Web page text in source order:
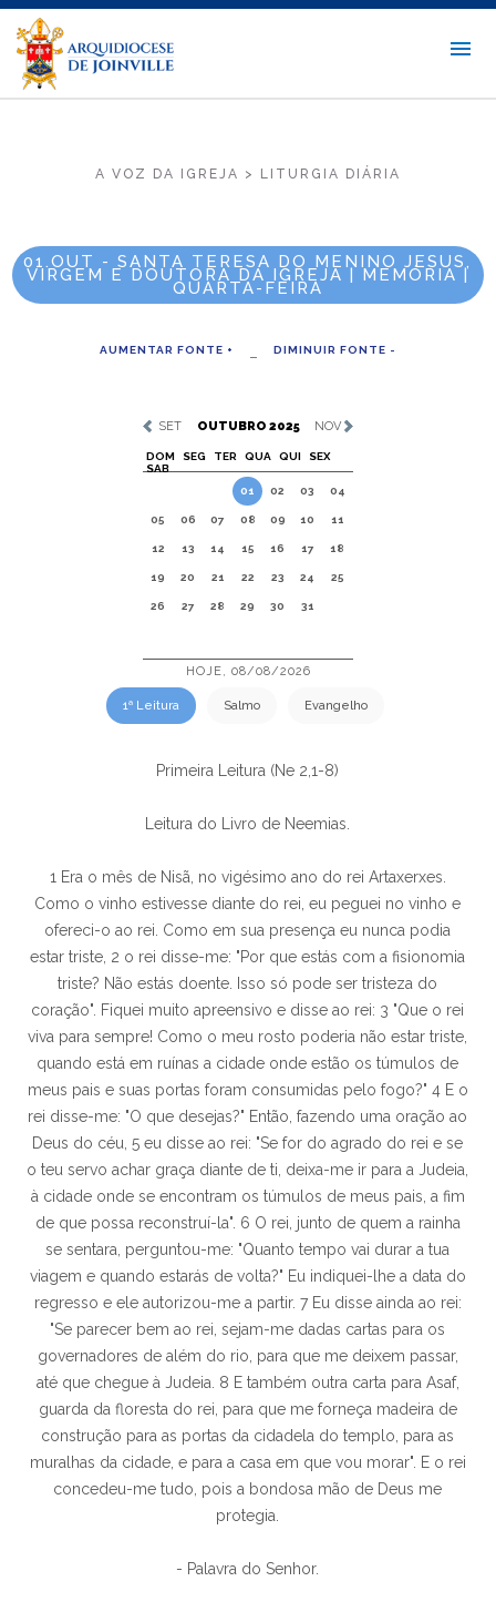
A VOZ DA IGREJA > LITURGIA DIÁRIA
01.OUT - SANTA TERESA DO MENINO JESUS,
VIRGEM E DOUTORA DA IGREJA | MEMÓRIA |
QUARTA-FEIRA
AUMENTAR FONTE + DIMINUIR FONTE -
SET OUTUBRO 2025 NOV
DOM SEG TER QUA QUI
SEX
SAB
01
02 03 04
05 06 07 08 09 10 11
12 13 14 15 16 17 18
19 20 21 22 23 24 25
26 27 28 29 30 31
HOJE, 08/08/2026
1ª Leitura Salmo Evangelho
Primeira Leitura (Ne 2,1-8)
Leitura do Livro de Neemias.
1 Era o mês de Nisã, no vigésimo ano do rei Artaxerxes.
Como o vinho estivesse diante do rei, eu peguei no vinho e
ofereci-o ao rei. Como em sua presença eu nunca podia
estar triste, 2 o rei disse-me: "Por que estás com a fisionomia
triste? Não estás doente. Isso só pode ser tristeza do
coração". Fiquei muito apreensivo e disse ao rei: 3 "Que o rei
viva para sempre! Como o meu rosto poderia não estar triste,
quando está em ruínas a cidade onde estão os túmulos de
meus pais e suas portas foram consumidas pelo fogo?" 4 E o
rei disse-me: "O que desejas?" Então, fazendo uma oração ao
Deus do céu, 5 eu disse ao rei: "Se for do agrado do rei e se
o teu servo achar graça diante de ti, deixa-me ir para a Judeia,
à cidade onde se encontram os túmulos de meus pais, a fim
de que possa reconstruí-la". 6 O rei, junto de quem a rainha
se sentara, perguntou-me: "Quanto tempo vai durar a tua
viagem e quando estarás de volta?" Eu indiquei-lhe a data do
regresso e ele autorizou-me a partir. 7 Eu disse ainda ao rei:
"Se parecer bem ao rei, sejam-me dadas cartas para os
governadores de além do rio, para que me deixem passar,
até que chegue à Judeia. 8 E também outra carta para Asaf,
guarda da floresta do rei, para que me forneça madeira de
construção para as portas da cidadela do templo, para as
muralhas da cidade, e para a casa em que vou morar". E o rei
concedeu-me tudo, pois a bondosa mão de Deus me
protegia.
- Palavra do Senhor.